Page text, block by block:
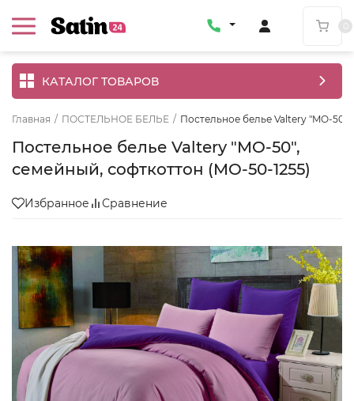
КАТАЛОГ ТОВАРОВ
Главная / ПОСТЕЛЬНОЕ БЕЛЬЕ / Постельное белье Valtery "MO-
Постельное белье Valtery "MO-50",
семейный, софткоттон (MO-50-1255)
Избранное Сравнение